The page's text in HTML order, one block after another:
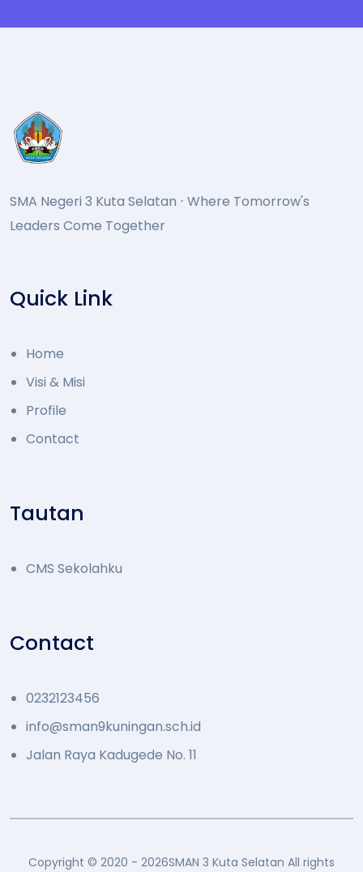
SMA Negeri 3 Kuta Selatan ⋅ Where Tomorrow's
Leaders Come Together
Quick Link
Home
Visi & Misi
Profile
Contact
Tautan
CMS Sekolahku
Contact
0232123456
info@sman9kuningan.sch.id
Jalan Raya Kadugede No. 11
Copyright © 2020 - 2026SMAN 3 Kuta Selatan All rights